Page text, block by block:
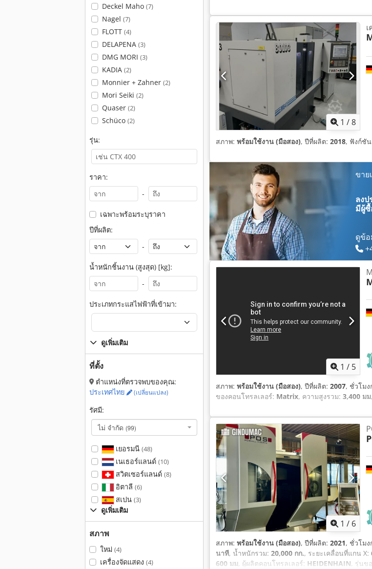
Deckel Maho (7)
Nagel (7)
FLOTT (4)
DELAPENA (3)
DMG MORI (3)
KADIA (2)
Monnier + Zahner (2)
Mori Seiki (2)
Quaser (2)
Schüco (2)
รุ่น:
ราคา:
-
เฉพาะพร้อมระบุราคา
ปีที่ผลิต:
-
น้ำหนักชิ้นงาน (สูงสุด) [kg]:
-
ประเภทกระแสไฟฟ้าที่เข้ามา:
ดูเพิ่มเติม
ที่ตั้ง
ตำแหน่งที่ตรวจพบของคุณ:
ประเทศไทย
(เปลี่ยนแปลง)
รัศมี:
ไม่ จำกัด (99)
เยอรมนี (48)
เนเธอร์แลนด์ (10)
สวิตเซอร์แลนด์ (8)
อิตาลี (6)
สเปน (3)
ดูเพิ่มเติม
สภาพ
ใหม่ (4)
เครื่องจัดแสดง (4)
1 /8
สภาพ: พร้อมใช้งาน (มือสอง), ปีที่ผลิต: 2018, ฟังก์ชั
ขาย
ลงป
มีผู้ซื้
ดูข้
1 / 5
สภาพ: พร้อมใช้งาน (มือสอง), ปีที่ผลิต: 2007, ชั่วโมง
ของคอนโทรลเลอร์: Matrix, ความสูงรวม: 3,400 มม
1 / 6
สภาพ: พร้อมใช้งาน (มือสอง), ปีที่ผลิต: 2021, ชั่วโมง
นาที, น้ำหนักรวม: 20,000 กก., ระยะเคลื่อนที่แกน X:
600 มม, ผู้ผลิตคอนโทรลเลอร์: HEIDENHAIN, รุ่นข